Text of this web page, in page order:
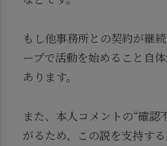
もし他事務所との契約が継
ープで活動を始めること自
あります。
また、本人コメントの“確認
がるため、この説を支持す